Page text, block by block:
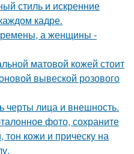
стиль и искренние
кадре.
а женщины -
матовой кожей стоит
вывеской розового
черты лица и внешность.
фото, сохраните
тон кожи и прическу на